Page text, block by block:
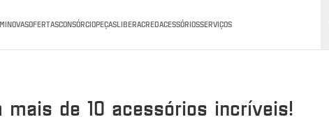
OFERTASCONSÓRCIOPEÇASLIBERACREDACESSÓRIOSSERVIÇOS
mais de 10 acessórios incríveis!